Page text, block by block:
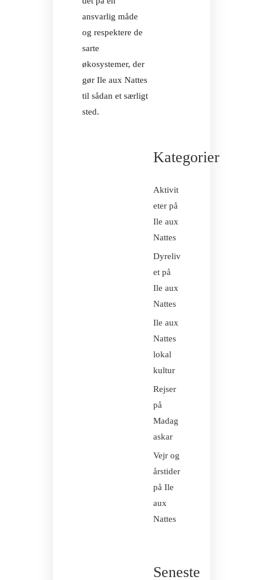
ansvarlig måde
og respektere de
sarte
økosystemer, der
gør Ile aux Nattes
til sådan et særligt
sted.
Kategorier
Aktivit
eter på
Ile aux
Nattes
Dyreliv
et på
Ile aux
Nattes
Ile aux
Nattes
lokal
kultur
Rejser
på
Madag
askar
Vejr og
årstider
på Ile
aux
Nattes
Seneste